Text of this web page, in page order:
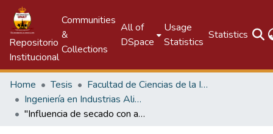
Repositorio
Institucional
Communities
&
Collections
All of
DSpace
Usage
Statistics
Statistics
Home Tesis
Facultad de Ciencias de la Ingeniería
Ingeniería en Industrias Alimentarias
"Influencia de secado con aire caliente en el contenido de fenólicos totales y capacidad antioxidante de semillas de palta (Persea americana) orgánica Var. HAS"